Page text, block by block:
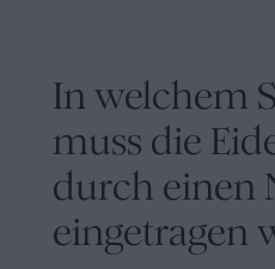
In welchem
muss die
durch einen
eingetragen